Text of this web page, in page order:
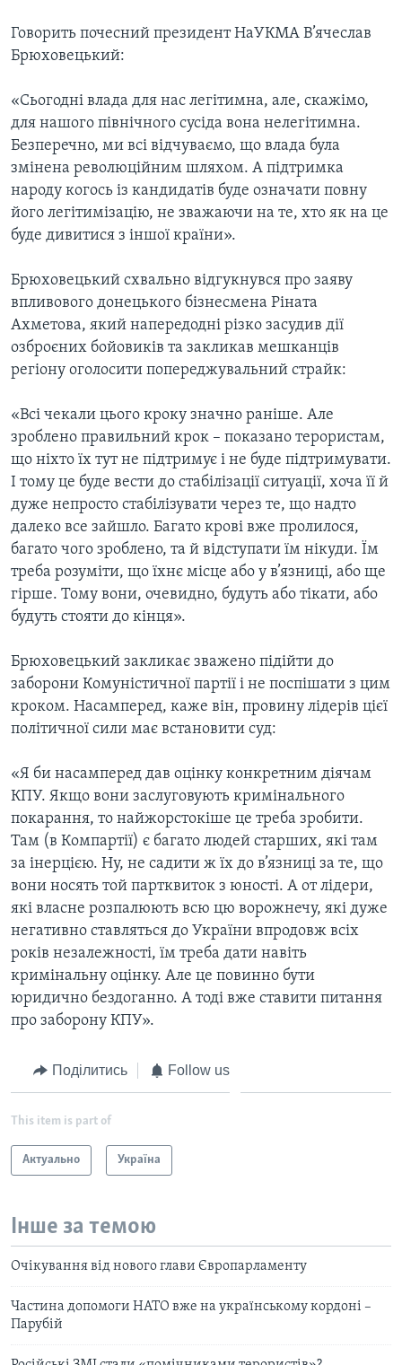
Говорить почесний президент НаУКМА В’ячеслав
Брюховецький:
«Сьогодні влада для нас легітимна, але, скажімо,
для нашого північного сусіда вона нелегітимна.
Безперечно, ми всі відчуваємо, що влада була
змінена революційним шляхом. А підтримка
народу когось із кандидатів буде означати повну
його легітимізацію, не зважаючи на те, хто як на це
буде дивитися з іншої країни».
Брюховецький схвально відгукнувся про заяву
впливового донецького бізнесмена Ріната
Ахметова, який напередодні різко засудив дії
озброєних бойовиків та закликав мешканців
регіону оголосити попереджувальний страйк:
«Всі чекали цього кроку значно раніше. Але
зроблено правильний крок – показано терористам,
що ніхто їх тут не підтримує і не буде підтримувати.
І тому це буде вести до стабілізації ситуації, хоча її й
дуже непросто стабілізувати через те, що надто
далеко все зайшло. Багато крові вже пролилося,
багато чого зроблено, та й відступати їм нікуди. Їм
треба розуміти, що їхнє місце або у в’язниці, або ще
гірше. Тому вони, очевидно, будуть або тікати, або
будуть стояти до кінця».
Брюховецький закликає зважено підійти до
заборони Комуністичної партії і не поспішати з цим
кроком. Насамперед, каже він, провину лідерів цієї
політичної сили має встановити суд:
«Я би насамперед дав оцінку конкретним діячам
КПУ. Якщо вони заслуговують кримінального
покарання, то найжорстокіше це треба зробити.
Там (в Компартії) є багато людей старших, які там
за інерцією. Ну, не садити ж їх до в’язниці за те, що
вони носять той партквиток з юності. А от лідери,
які власне розпалюють всю цю ворожнечу, які дуже
негативно ставляться до України впродовж всіх
років незалежності, їм треба дати навіть
кримінальну оцінку. Але це повинно бути
юридично бездоганно. А тоді вже ставити питання
про заборону КПУ».
Поділитись Follow us
This item is part of
Актуально Україна
Інше за темою
Очікування від нового глави Європарламенту
Частина допомоги НАТО вже на українському кордоні –
Парубій